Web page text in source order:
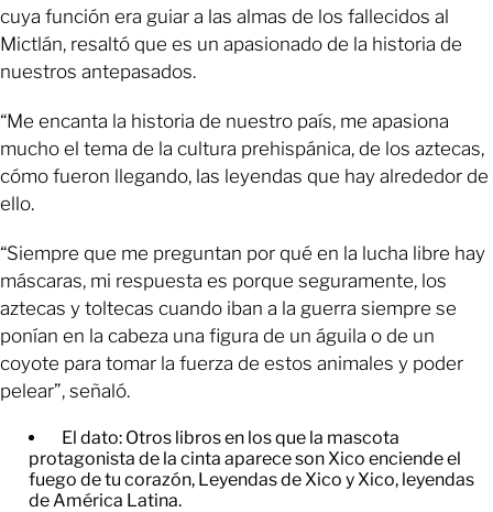
cuya función era guiar a las almas de los fallecidos al
Mictlán, resaltó que es un apasionado de la historia de
nuestros antepasados.
“Me encanta la historia de nuestro país, me apasiona
mucho el tema de la cultura prehispánica, de los aztecas,
cómo fueron llegando, las leyendas que hay alrededor de
ello.
“Siempre que me preguntan por qué en la lucha libre hay
máscaras, mi respuesta es porque seguramente, los
aztecas y toltecas cuando iban a la guerra siempre se
ponían en la cabeza una figura de un águila o de un
coyote para tomar la fuerza de estos animales y poder
pelear”, señaló.
El dato: Otros libros en los que la mascota
protagonista de la cinta aparece son Xico enciende el
fuego de tu corazón, Leyendas de Xico y Xico, leyendas
de América Latina.